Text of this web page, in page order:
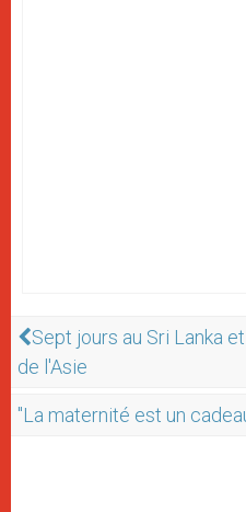
Sept jours au Sri Lanka
de l'Asie
"La maternité est un